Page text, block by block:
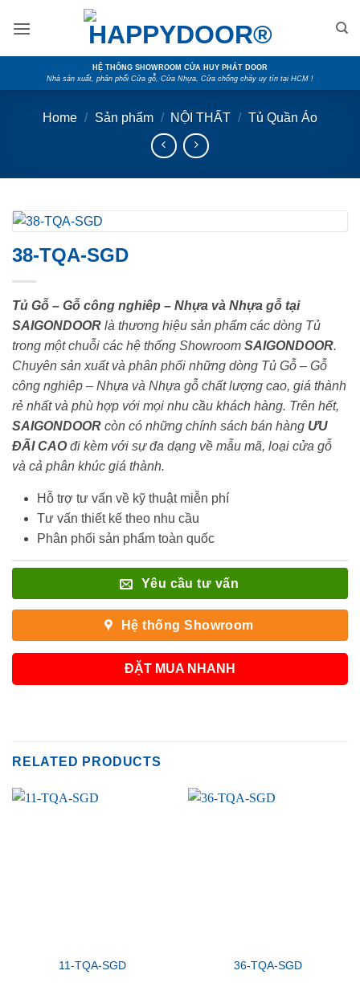
HỆ THỐNG SHOWROOM CỬA HUY PHÁT DOOR
Nhà sản xuất, phân phối Cửa gỗ, Cửa Nhựa, Cửa chống cháy uy tín tại HCM !
Home / Sản phẩm / NỘI THẤT / Tủ Quần Áo
38-TQA-SGD
Tủ Gỗ – Gỗ công nghiêp – Nhựa và Nhựa gỗ tại
SAIGONDOOR là thương hiệu sản phẩm các dòng Tủ
trong một chuỗi các hệ thống Showroom SAIGONDOOR.
Chuyên sản xuất và phân phối những dòng Tủ Gỗ – Gỗ
công nghiêp – Nhựa và Nhựa gỗ chất lượng cao, giá thành
rẻ nhất và phù hợp với mọi nhu cầu khách hàng. Trên hết,
SAIGONDOOR còn có những chính sách bán hàng ƯU
ĐÃI CAOđi kèm với sự đa dạng về mẫu mã, loại cửa gỗ
và cả phân khúc giá thành.
Hỗ trợ tư vấn về kỹ thuật miễn phí
Tư vấn thiết kế theo nhu cầu
Phân phối sản phẩm toàn quốc
Yêu cầu tư vấn
Hệ thống Showroom
ĐẶT MUA NHANH
RELATED PRODUCTS
11-TQA-SGD 36-TQA-SGD